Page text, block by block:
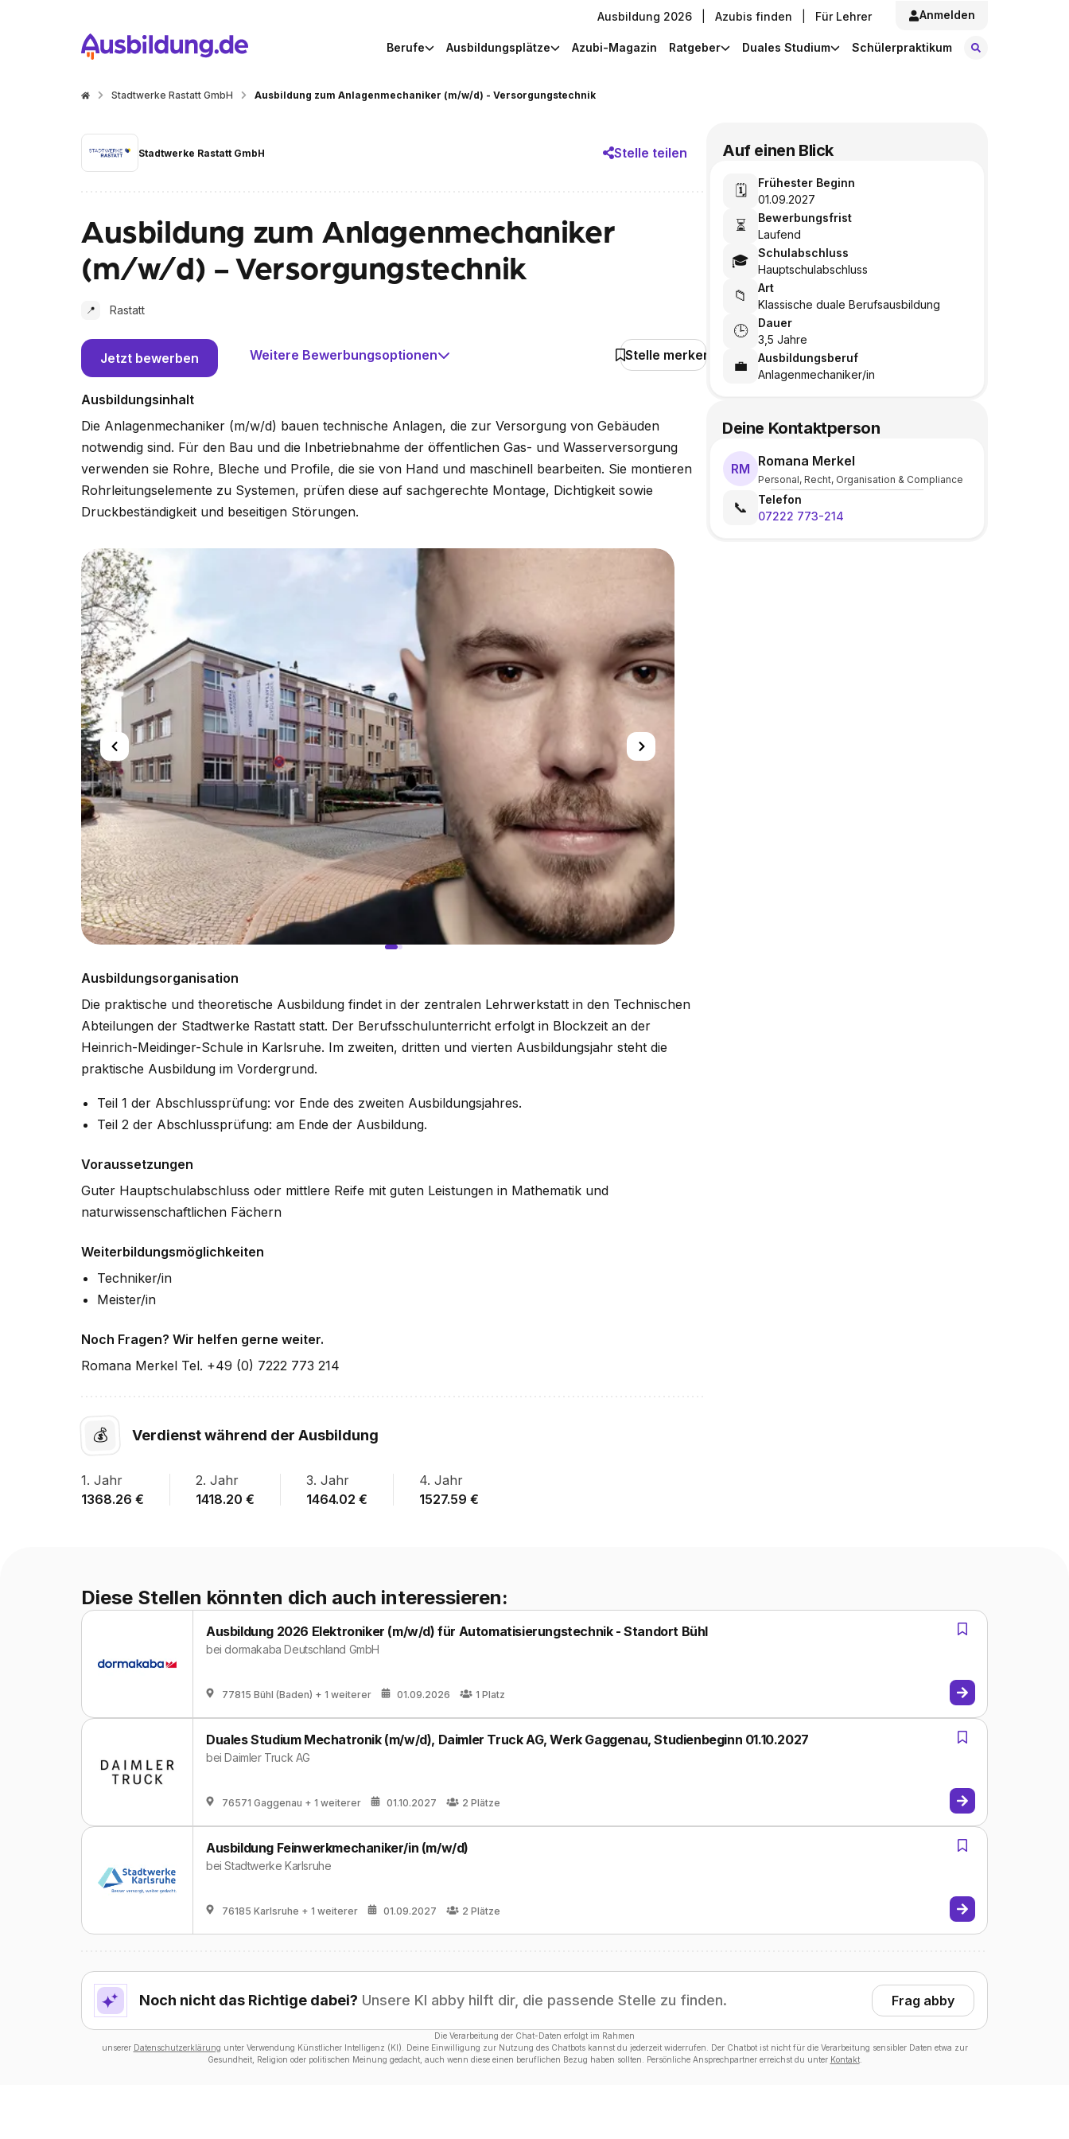
Ausbildung 2026 Azubis finden Für Lehrer Anmelden
Berufe Ausbildungsplätze Azubi-Magazin Ratgeber Duales Studium Schülerpraktikum
Stadtwerke Rastatt GmbH Ausbildung zum Anlagenmechaniker (m/w/d) - Versorgungstechnik
Stadtwerke Rastatt GmbH Stelle teilen
Ausbildung zum Anlagenmechaniker
(m/w/d) - Versorgungstechnik
📍 Rastatt
Jetzt bewerben Weitere Bewerbungsoptionen Stelle merken
Ausbildungsinhalt
Die Anlagenmechaniker (m/w/d) bauen technische Anlagen, die zur Versorgung von Gebäuden
notwendig sind. Für den Bau und die Inbetriebnahme der öffentlichen Gas- und Wasserversorgung
verwenden sie Rohre, Bleche und Profile, die sie von Hand und maschinell bearbeiten. Sie montieren
Rohrleitungselemente zu Systemen, prüfen diese auf sachgerechte Montage, Dichtigkeit sowie
Druckbeständigkeit und beseitigen Störungen.
Ausbildungsorganisation
Die praktische und theoretische Ausbildung findet in der zentralen Lehrwerkstatt in den Technischen
Abteilungen der Stadtwerke Rastatt statt. Der Berufsschulunterricht erfolgt in Blockzeit an der
Heinrich-Meidinger-Schule in Karlsruhe. Im zweiten, dritten und vierten Ausbildungsjahr steht die
praktische Ausbildung im Vordergrund.
Teil 1 der Abschlussprüfung: vor Ende des zweiten Ausbildungsjahres.
Teil 2 der Abschlussprüfung: am Ende der Ausbildung.
Voraussetzungen
Guter Hauptschulabschluss oder mittlere Reife mit guten Leistungen in Mathematik und
naturwissenschaftlichen Fächern
Weiterbildungsmöglichkeiten
Techniker/in
Meister/in
Noch Fragen? Wir helfen gerne weiter.
Romana Merkel Tel. +49 (0) 7222 773 214
💰 Verdienst während der Ausbildung
1. Jahr
1368.26 €
2. Jahr
1418.20 €
3. Jahr
1464.02 €
4. Jahr
1527.59 €
Auf einen Blick
🗓️
Frühester Beginn
01.09.2027
⏳
Bewerbungsfrist
Laufend
🎓
Schulabschluss
Hauptschulabschluss
📁
Art
Klassische duale Berufsausbildung
🕒
Dauer
3,5 Jahre
💼
Ausbildungsberuf
Anlagenmechaniker/in
Deine Kontaktperson
RM Romana Merkel
Personal, Recht, Organisation & Compliance
📞
Telefon
07222 773-214
Diese Stellen könnten dich auch interessieren:
Ausbildung 2026 Elektroniker (m/w/d) für Automatisierungstechnik - Standort Bühl
beidormakaba Deutschland GmbH
77815 Bühl (Baden) + 1 weiterer 01.09.2026 1 Platz
Duales Studium Mechatronik (m/w/d), Daimler Truck AG, Werk Gaggenau, Studienbeginn 01.10.2027
beiDaimler Truck AG
76571 Gaggenau + 1 weiterer 01.10.2027 2 Plätze
Ausbildung Feinwerkmechaniker/in (m/w/d)
beiStadtwerke Karlsruhe
76185 Karlsruhe + 1 weiterer 01.09.2027 2 Plätze
Noch nicht das Richtige dabei? Unsere KI abby hilft dir, die passende Stelle zu finden. Frag abby
Die Verarbeitung der Chat-Daten erfolgt im Rahmen
unserer Datenschutzerklärung unter Verwendung Künstlicher Intelligenz (KI). Deine Einwilligung zur Nutzung des Chatbots kannst du jederzeit widerrufen. Der Chatbot ist nicht für die Verarbeitung sensibler Daten etwa zur
Gesundheit, Religion oder politischen Meinung gedacht, auch wenn diese einen beruflichen Bezug haben sollten. Persönliche Ansprechpartner erreichst du unter Kontakt.